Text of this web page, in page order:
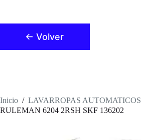
← Volver
Inicio / LAVARROPAS AUTOMATICOS
RULEMAN 6204 2RSH SKF 136202